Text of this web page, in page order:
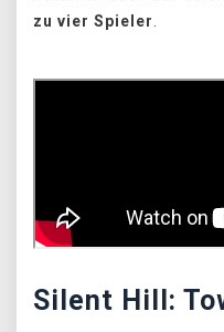
zu vier Spieler
Silent Hill: